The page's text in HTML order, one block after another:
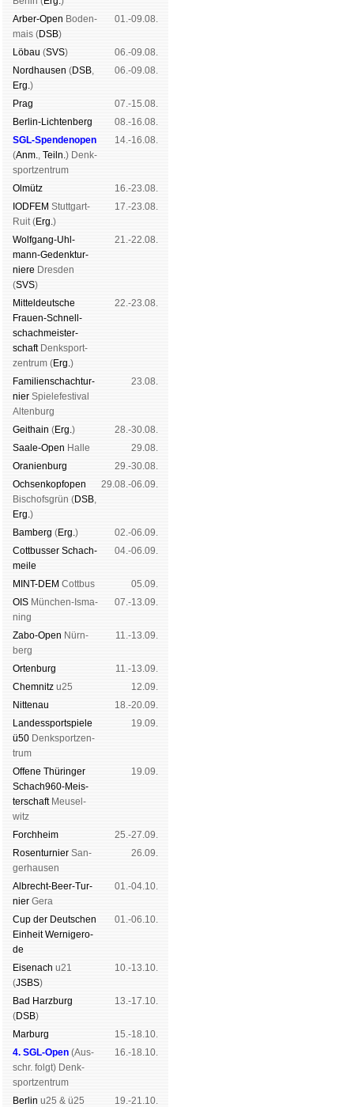
Arber-Open Boden­
mais (DSB)
01.-09.08.
Lö­bau (SVS)
06.-09.08.
Nord­hau­sen (DSB,
Erg.)
06.-09.08.
Prag
07.-15.08.
Berlin-Lich­ten­berg
08.-16.08.
SGL-Spenden­open
(Anm., Teiln.) Denk­
sport­zen­trum
14.-16.08.
Ol­mütz
16.-23.08.
IODFEM Stutt­gart-
Ruit (Erg.)
17.-23.08.
Wolf­gang-Uhl­
mann-Ge­denk­tur­
niere Dres­den
(SVS)
21.-22.08.
Mit­tel­deu­tsche
Frauen-Schnell­
schach­meis­ter­
schaftDenk­sport­
zen­trum (Erg.)
22.-23.08.
Familien­schach­tur­
nier Spiele­fes­ti­val
Al­ten­burg
23.08.
Geit­hain (Erg.)
28.-30.08.
Saale-Open Halle
29.08.
Oranien­burg
29.-30.08.
Och­sen­kopf­open
Bischofs­grün (DSB,
Erg.)
29.08.-06.09.
Bam­berg (Erg.)
02.-06.09.
Cott­busser Schach­
meile
04.-06.09.
MINT-DEM Cott­bus
05.09.
OIS Mün­chen-Is­ma­
ning
07.-13.09.
Zabo-Open Nürn­
berg
11.-13.09.
Orten­burg
11.-13.09.
Chem­nitz u25
12.09.
Nitte­nau
18.-20.09.
Landes­sport­spiele
ü50 Denk­sport­zen­
trum
19.09.
Offene Thü­rin­ger
Schach960-Meis­
ter­schaftMeu­sel­
witz
19.09.
Forch­heim
25.-27.09.
Rosen­tur­nier San­
ger­hau­sen
26.09.
Albrecht-Beer-Tur­
nier Ge­ra
01.-04.10.
Cup der Deut­schen
Ein­heit Wer­ni­ge­ro­
de
01.-06.10.
Eise­nach u21
(JSBS)
10.-13.10.
Bad Harz­burg
(DSB)
13.-17.10.
Mar­burg
15.-18.10.
4. SGL-Open (Aus­
schr. folgt) Denk­
sport­zen­trum
16.-18.10.
Ber­lin u25 & ü25
19.-21.10.